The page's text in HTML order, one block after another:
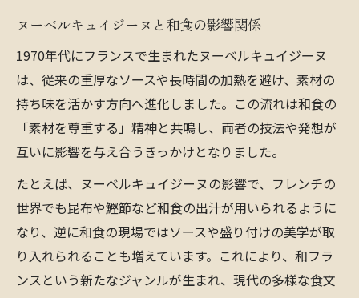
和フランスで体験する伝統と革新の融合
和フランスが生み出す新しい味の発見
ヌーベルキュイジーヌと和食の影響関係
1970年代にフランスで生まれたヌーベルキュイジーヌ
は、従来の重厚なソースや長時間の加熱を避け、素材の
持ち味を活かす方向へ進化しました。この流れは和食の
「素材を尊重する」精神と共鳴し、両者の技法や発想が
互いに影響を与え合うきっかけとなりました。
たとえば、ヌーベルキュイジーヌの影響で、フレンチの
世界でも昆布や鰹節など和食の出汁が用いられるように
なり、逆に和食の現場ではソースや盛り付けの美学が取
り入れられることも増えています。これにより、和フラ
ンスという新たなジャンルが生まれ、現代の多様な食文